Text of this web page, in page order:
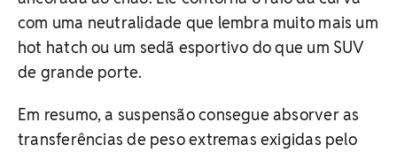
com uma neutralidade que lembra muito mais um
hot hatch ou um sedã esportivo do que um SUV
de grande porte.
Em resumo, a suspensão consegue absorver as
transferências de peso extremas exigidas pelo